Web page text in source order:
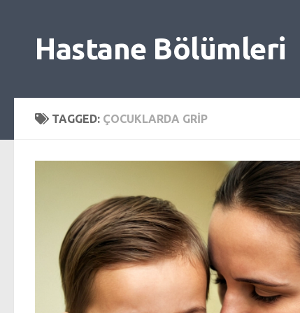
Hastane Bölümleri
TAGGED: ÇOCUKLARDA GRIP